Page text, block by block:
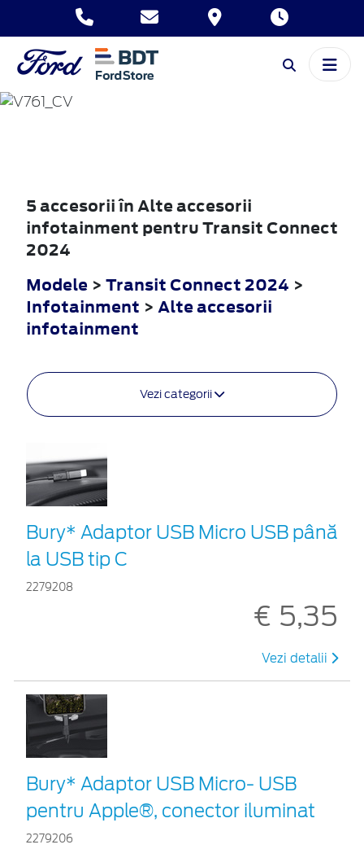
TRANSIT
CONNECT
5 accesorii în Alte accesorii
infotainment pentru Transit Connect
2024
Modele > Transit Connect 2024 >
Infotainment > Alte accesorii
infotainment
Vezi categorii
Bury* Adaptor USB Micro USB până
la USB tip C
2279208
€ 5,35
Vezi detalii
Bury* Adaptor USB Micro- USB
pentru Apple®, conector iluminat
2279206